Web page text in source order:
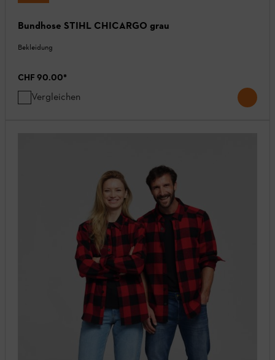
Bundhose STIHL CHICARGO grau
Bekleidung
CHF 90.00*
Vergleichen